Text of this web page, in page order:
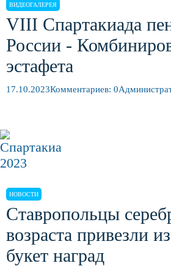
ВИДЕОГАЛЕРЕЯ
VIII Спартакиада
России -
эстафета
17.10.2023Комментариев: 0
НОВОСТИ
Ставропольцы
возраста привезли
букет наград